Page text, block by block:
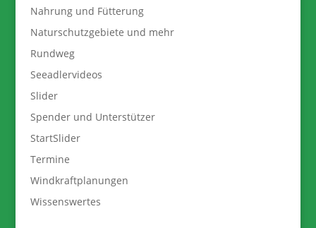
Nahrung und Fütterung
Naturschutzgebiete und mehr
Rundweg
Seeadlervideos
Slider
Spender und Unterstützer
StartSlider
Termine
Windkraftplanungen
Wissenswertes